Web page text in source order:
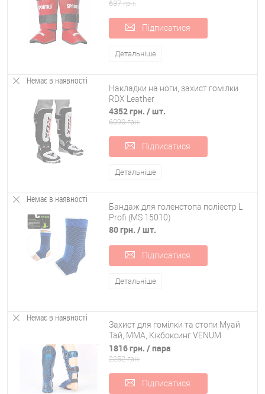
637 грн.
Підписатися
Детальніше
Немає в наявності
Накладки на ноги, захист гомілки
RDX Leather
4352 грн. / шт.
6090 грн.
Підписатися
Детальніше
Немає в наявності
Бандаж для голенстопа поліестр L
Profi (MS 15010)
80 грн. / шт.
Підписатися
Детальніше
Немає в наявності
Захист для гомілки та стопи Муай
Тай, ММА, Кікбоксинг VENUM
FUSION VL-5797-B
1816 грн. / пара
2252 грн.
Підписатися